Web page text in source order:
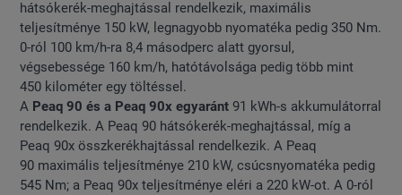
hátsókerék-meghajtással rendelkezik, maximális
teljesítménye 150 kW, legnagyobb nyomatéka pedig 350 Nm.
0-ról 100 km/h-ra 8,4 másodperc alatt gyorsul,
végsebessége 160 km/h, hatótávolsága pedig több mint
450 kilométer egy töltéssel.
A Peaq 90 és a Peaq 90x egyaránt 91 kWh-s akkumulátorral
rendelkezik. A Peaq 90 hátsókerék-meghajtással, míg a
Peaq 90x összkerékhajtással rendelkezik. A Peaq
90 maximális teljesítménye 210 kW, csúcsnyomatéka pedig
545 Nm; a Peaq 90x teljesítménye eléri a 220 kW-ot. A 0-ról